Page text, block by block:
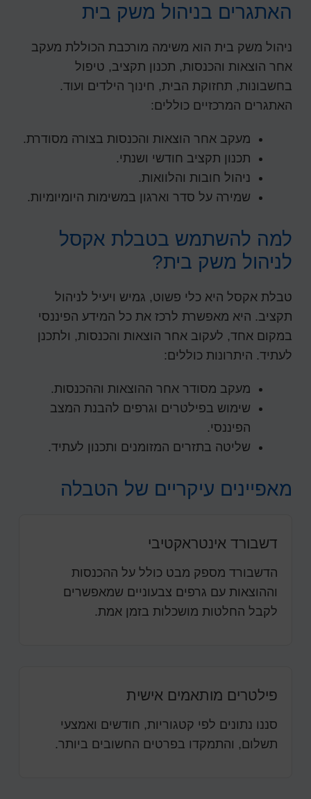
האתגרים בניהול משק בית
ניהול משק בית הוא משימה מורכבת הכוללת מעקב
אחר הוצאות והכנסות, תכנון תקציב, טיפול
בחשבונות, תחזוקת הבית, חינוך הילדים ועוד.
האתגרים המרכזיים כוללים:
מעקב אחר הוצאות והכנסות בצורה מסודרת.
תכנון תקציב חודשי ושנתי.
ניהול חובות והלוואות.
שמירה על סדר וארגון במשימות היומיומיות.
למה להשתמש בטבלת אקסל
לניהול משק בית?
טבלת אקסל היא כלי פשוט, גמיש ויעיל לניהול
תקציב. היא מאפשרת לרכז את כל המידע הפיננסי
במקום אחד, לעקוב אחר הוצאות והכנסות, ולתכנן
לעתיד. היתרונות כוללים:
מעקב מסודר אחר ההוצאות וההכנסות.
שימוש בפילטרים וגרפים להבנת המצב
הפיננסי.
שליטה בתזרים המזומנים ותכנון לעתיד.
מאפיינים עיקריים של הטבלה
דשבורד אינטראקטיבי
הדשבורד מספק מבט כולל על ההכנסות
וההוצאות עם גרפים צבעוניים שמאפשרים
לקבל החלטות מושכלות בזמן אמת.
פילטרים מותאמים אישית
סננו נתונים לפי קטגוריות, חודשים ואמצעי
תשלום, והתמקדו בפרטים החשובים ביותר.